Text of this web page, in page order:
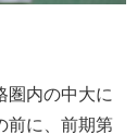
圏内の中大に
前に、前期第